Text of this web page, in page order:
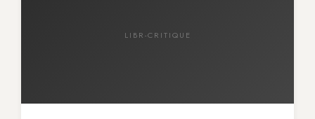
LIBR-CRITIQUE